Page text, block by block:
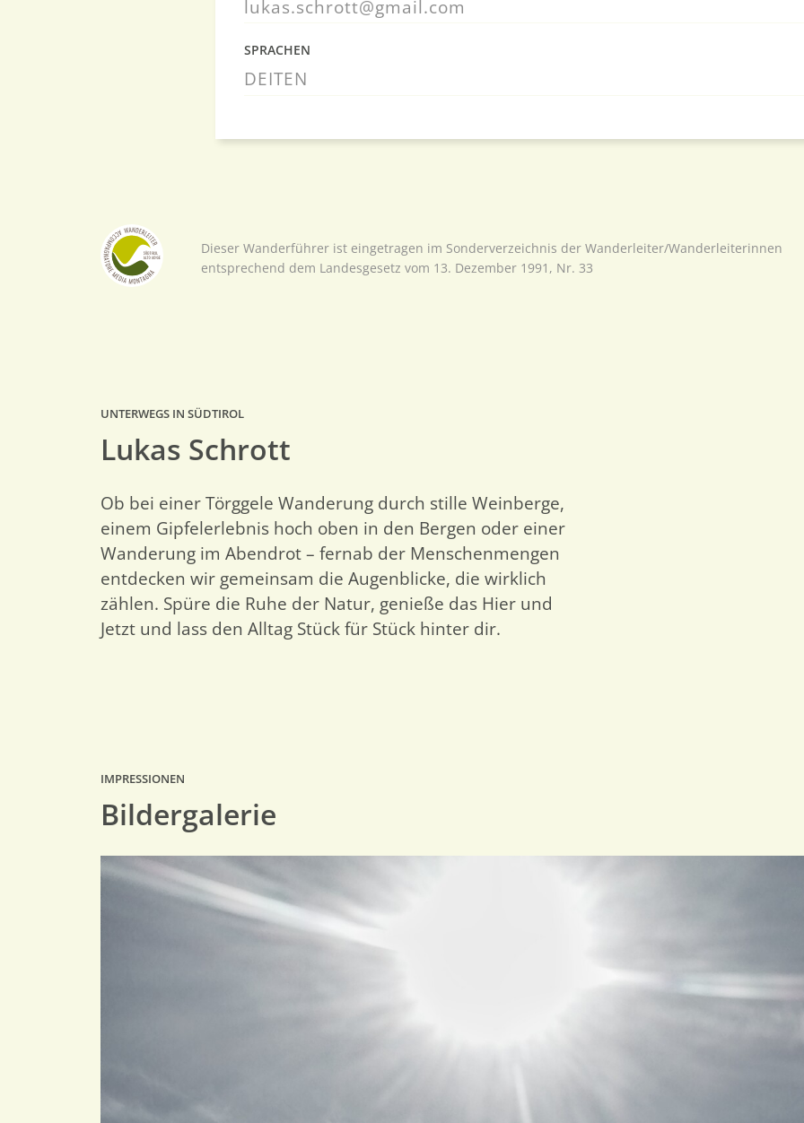
lukas.schrott@gmail.com
SPRACHEN
DEITEN
Dieser Wanderführer ist eingetragen im Sonderverzeichnis der Wanderleiter/Wanderleiterinnen
entsprechend dem Landesgesetz vom 13. Dezember 1991, Nr. 33
UNTERWEGS IN SÜDTIROL
Lukas Schrott
Ob bei einer Törggele Wanderung durch stille Weinberge,
einem Gipfelerlebnis hoch oben in den Bergen oder einer
Wanderung im Abendrot – fernab der Menschenmengen
entdecken wir gemeinsam die Augenblicke, die wirklich
zählen. Spüre die Ruhe der Natur, genieße das Hier und
Jetzt und lass den Alltag Stück für Stück hinter dir.
IMPRESSIONEN
Bildergalerie